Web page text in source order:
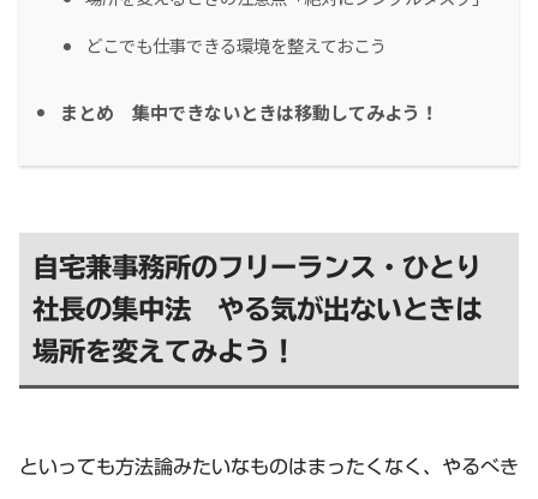
どこでも仕事できる環境を整えておこう
まとめ 集中できないときは移動してみよう！
自宅兼事務所のフリーランス・ひとり
社長の集中法 やる気が出ないときは
場所を変えてみよう！
といっても方法論みたいなものはまったくなく、やるべき